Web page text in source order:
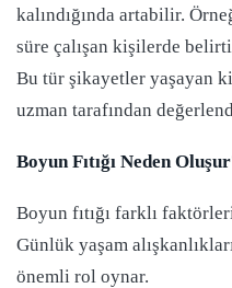
kalındığında artabilir.
süre çalışan kişilerde
Bu tür şikayetler yaşayan
uzman tarafından
Boyun Fıtığı Neden
Boyun fıtığı farklı
Günlük yaşam
önemli rol oynar.